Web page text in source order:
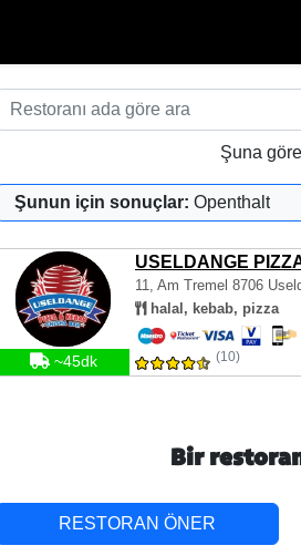
Şuna
Şunun için sonuçlar: Openthalt
USELDANGE
11, Am Tremel 8706
halal, kebab, pizza
~45dk (10)
Bir
RESTORAN ÖNER